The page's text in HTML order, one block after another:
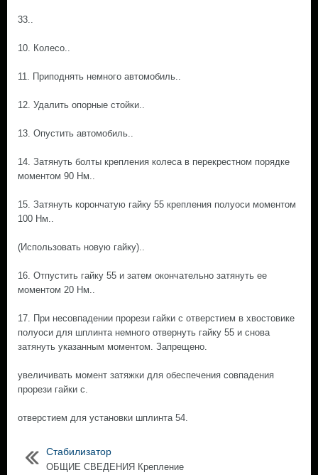
33..
10. Колесо..
11. Приподнять немного автомобиль..
12. Удалить опорные стойки..
13. Опустить автомобиль..
14. Затянуть болты крепления колеса в перекрестном порядке
моментом 90 Нм..
15. Затянуть корончатую гайку 55 крепления полуоси моментом
100 Нм..
(Использовать новую гайку)..
16. Отпустить гайку 55 и затем окончательно затянуть ее
моментом 20 Нм..
17. При несовпадении прорези гайки с отверстием в хвостовике
полуоси для шплинта немного отвернуть гайку 55 и снова
затянуть указанным моментом. Запрещено.
увеличивать момент затяжки для обеспечения совпадения
прорези гайки с.
отверстием для установки шплинта 54.
Стабилизатор
ОБЩИЕ СВЕДЕНИЯ Крепление